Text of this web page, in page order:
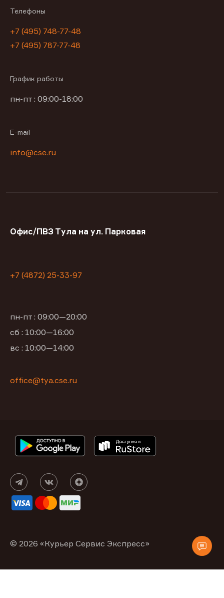
Телефоны
+7 (495) 748-77-48
+7 (495) 787-77-48
График работы
пн-пт : 09:00-18:00
E-mail
info@cse.ru
Офис/ПВЗ Тула на ул. Парковая
+7 (4872) 25-33-97
пн-пт : 09:00—20:00
сб : 10:00—16:00
вс : 10:00—14:00
office@tya.cse.ru
© 2026 «Курьер Сервис Экспресс»